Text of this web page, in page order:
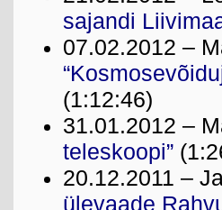
sajandi
07.02.2012 –
(1:12:46)
31.01.2012 –
teleskoopi”
20.12.2011 –
ülevaade